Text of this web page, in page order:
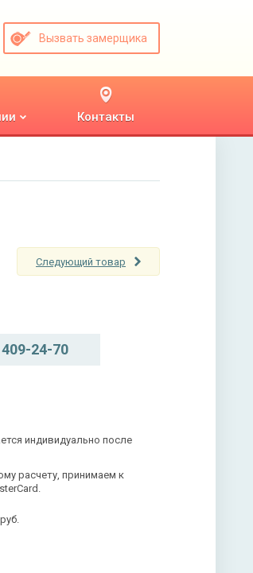
Вызвать замерщика
Контакты
Следующий товар
24-70
индивидуально после
расчету, принимаем к